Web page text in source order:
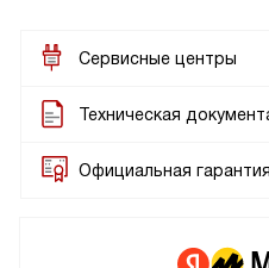
Сервисные центры
Техническая
Официальная гарантия